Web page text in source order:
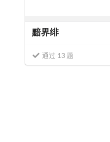
黯界绯
通过 13 题